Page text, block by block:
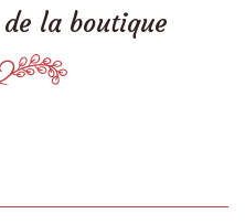
la boutique